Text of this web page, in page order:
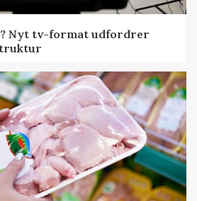
Nyt tv-format udfordrer